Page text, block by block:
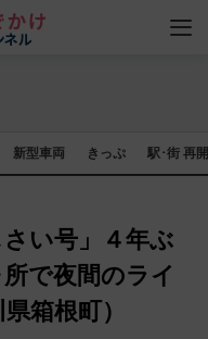
新型車両 きっぷ 駅･街 再
い号」４年ぶ
で夜間のライ
箱根町）